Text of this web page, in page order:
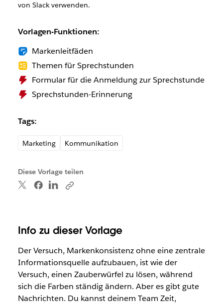
von Slack verwenden.
Vorlagen-Funktionen:
Markenleitfäden
Themen für Sprechstunden
Formular für die Anmeldung zur Sprechstunde
Sprechstunden-Erinnerung
Tags:
Marketing Kommunikation
Diese Vorlage teilen
Info zu dieser Vorlage
Der Versuch, Markenkonsistenz ohne eine zentrale
Informationsquelle aufzubauen, ist wie der
Versuch, einen Zauberwürfel zu lösen, während
sich die Farben ständig ändern. Aber es gibt gute
Nachrichten. Du kannst deinem Team Zeit,